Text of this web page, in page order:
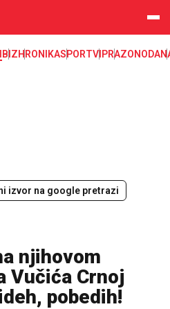
BIZHRONIKASPORTVIPRAZONODA
izvor na google pretrazi
njihovom
Vučića Crnoj
pobedih!